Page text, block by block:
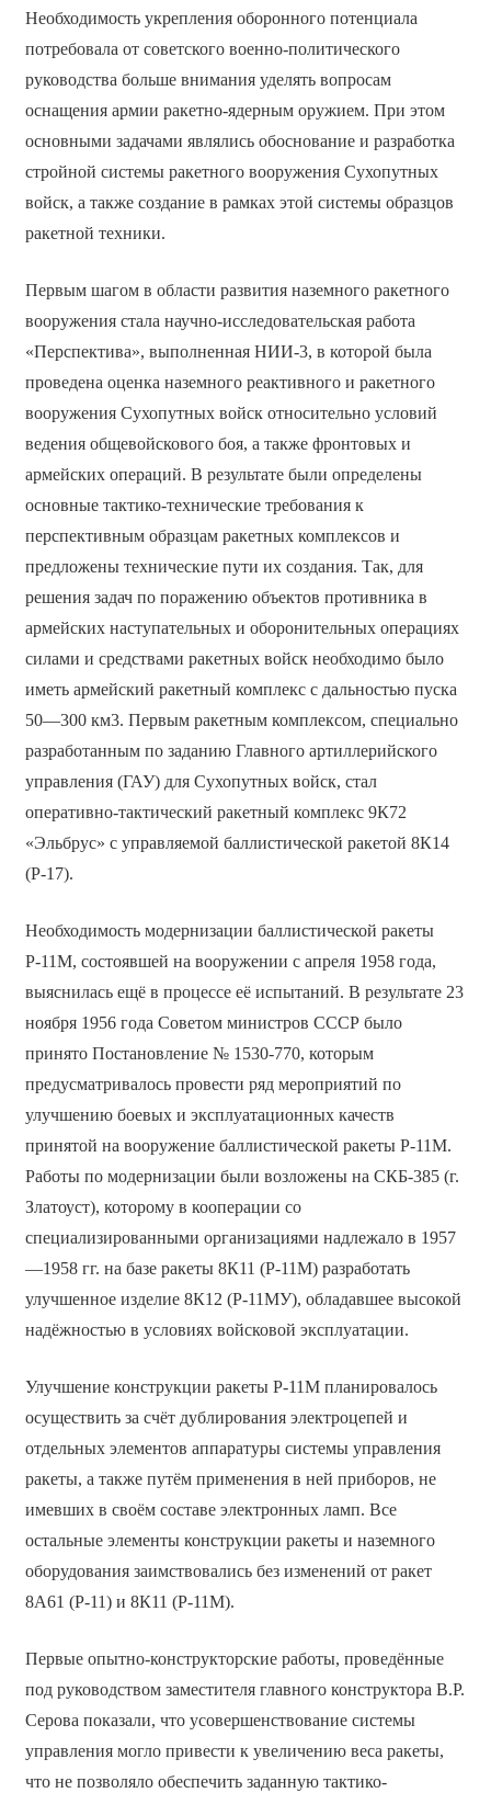
Необходимость укрепления оборонного потенциала
потребовала от советского военно-политического
руководства больше внимания уделять вопросам
оснащения армии ракетно-ядерным оружием. При этом
основными задачами являлись обоснование и разработка
стройной системы ракетного вооружения Сухопутных
войск, а также создание в рамках этой системы образцов
ракетной техники.
Первым шагом в области развития наземного ракетного
вооружения стала научно-исследовательская работа
«Перспектива», выполненная НИИ-3, в которой была
проведена оценка наземного реактивного и ракетного
вооружения Сухопутных войск относительно условий
ведения общевойскового боя, а также фронтовых и
армейских операций. В результате были определены
основные тактико-технические требования к
перспективным образцам ракетных комплексов и
предложены технические пути их создания. Так, для
решения задач по поражению объектов противника в
армейских наступательных и оборонительных операциях
силами и средствами ракетных войск необходимо было
иметь армейский ракетный комплекс с дальностью пуска
50—300 км3. Первым ракетным комплексом, специально
разработанным по заданию Главного артиллерийского
управления (ГАУ) для Сухопутных войск, стал
оперативно-тактический ракетный комплекс 9К72
«Эльбрус» с управляемой баллистической ракетой 8К14
(Р-17).
Необходимость модернизации баллистической ракеты
Р-11М, состоявшей на вооружении с апреля 1958 года,
выяснилась ещё в процессе её испытаний. В результате 23
ноября 1956 года Советом министров СССР было
принято Постановление № 1530-770, которым
предусматривалось провести ряд мероприятий по
улучшению боевых и эксплуатационных качеств
принятой на вооружение баллистической ракеты Р-11М.
Работы по модернизации были возложены на СКБ-385 (г.
Златоуст), которому в кооперации со
специализированными организациями надлежало в 1957
—1958 гг. на базе ракеты 8К11 (Р-11М) разработать
улучшенное изделие 8К12 (Р-11МУ), обладавшее высокой
надёжностью в условиях войсковой эксплуатации.
Улучшение конструкции ракеты Р-11М планировалось
осуществить за счёт дублирования электроцепей и
отдельных элементов аппаратуры системы управления
ракеты, а также путём применения в ней приборов, не
имевших в своём составе электронных ламп. Все
остальные элементы конструкции ракеты и наземного
оборудования заимствовались без изменений от ракет
8А61 (Р-11) и 8К11 (Р-11М).
Первые опытно-конструкторские работы, проведённые
под руководством заместителя главного конструктора В.Р.
Серова показали, что усовершенствование системы
управления могло привести к увеличению веса ракеты,
что не позволяло обеспечить заданную тактико-